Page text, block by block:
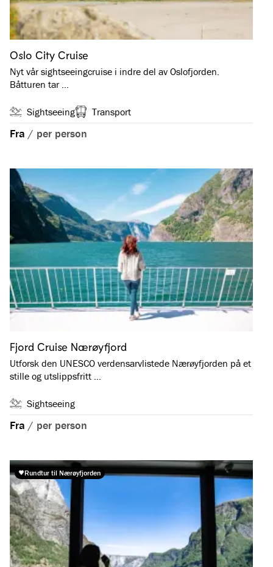
Oslo City Cruise
Nyt vår sightseeingcruise i indre del av Oslofjorden.
Båtturen tar …
Sightseeing Transport
Fra / per person
Fjord Cruise Nærøyfjord
Utforsk den UNESCO verdensarvlistede Nærøyfjorden på et
stille og utslippsfritt …
Sightseeing
Fra / per person
Rundtur til Nærøyfjorden